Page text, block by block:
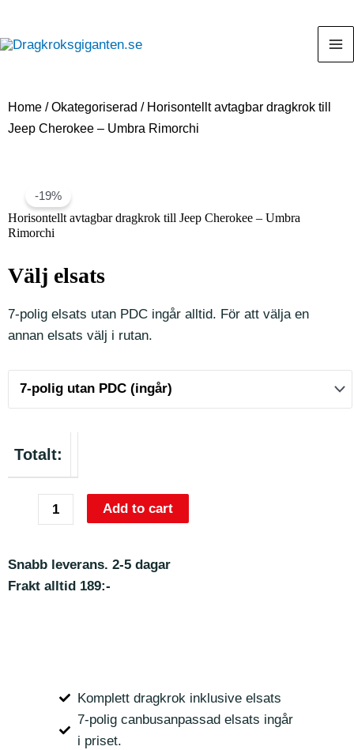
Home /Okategoriserad / Horisontellt avtagbar dragkrok till
Jeep Cherokee – Umbra Rimorchi
-19%
Horisontellt avtagbar dragkrok till Jeep Cherokee – Umbra
Rimorchi
Välj elsats
7-polig elsats utan PDC ingår alltid. För att välja en
annan elsats välj i rutan.
Totalt:
Add to cart
Snabb leverans. 2-5 dagar
Frakt alltid 189:-
Komplett dragkrok inklusive elsats
7-polig canbusanpassad elsats ingår
i priset.